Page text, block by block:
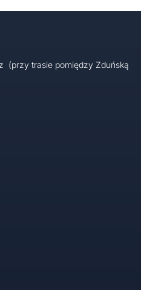
(przy trasie pomiędzy Zduńską